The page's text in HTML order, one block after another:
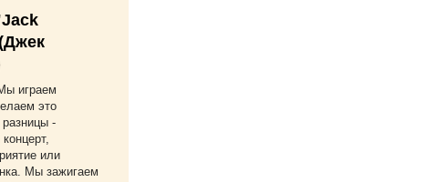
играем
это
-
или
Мы зажигаем